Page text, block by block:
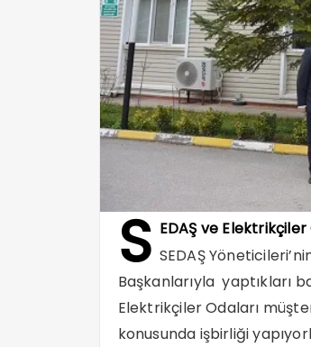
S EDAŞ ve Elektrikçiler
SEDAŞ
Başkanlarıyla yaptıkları
Elektrikçiler Odaları
konusunda işbirliği